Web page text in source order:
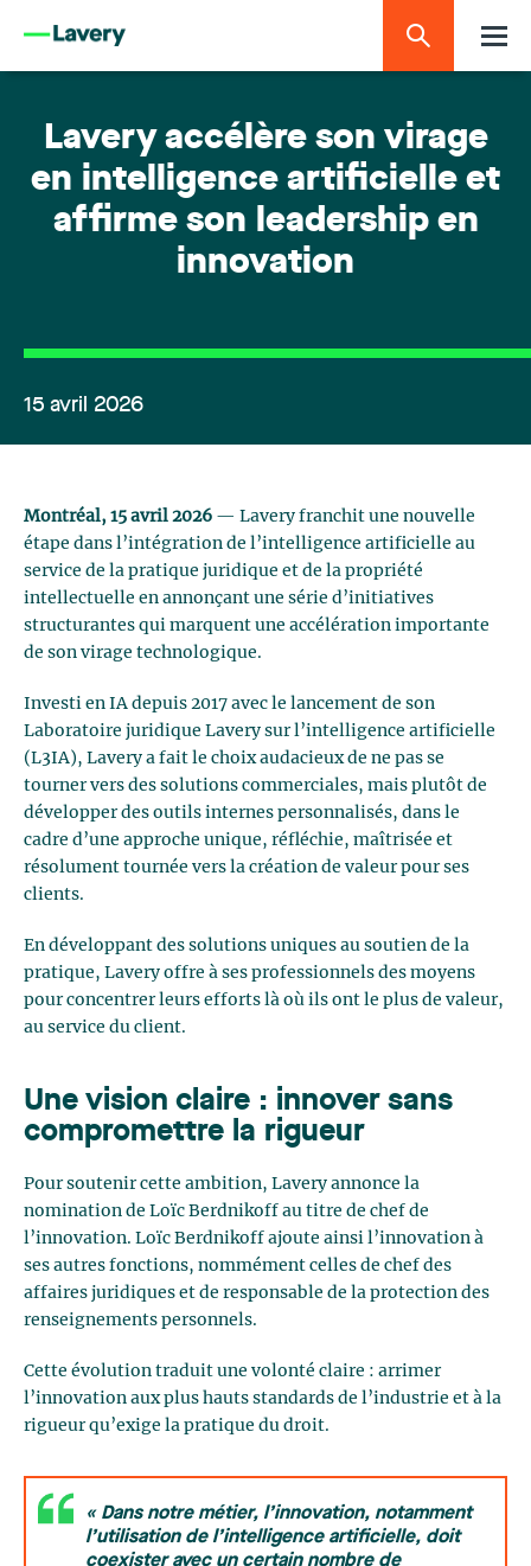
Lavery accélère son virage
en intelligence artificielle et
affirme son leadership en
innovation
15 avril 2026
Montréal, 15 avril 2026 — Lavery franchit une nouvelle
étape dans l’intégration de l’intelligence artificielle au
service de la pratique juridique et de la propriété
intellectuelle en annonçant une série d’initiatives
structurantes qui marquent une accélération importante
de son virage technologique.
Investi en IA depuis 2017 avec le lancement de son
Laboratoire juridique Lavery sur l’intelligence artificielle
(L3IA), Lavery a fait le choix audacieux de ne pas se
tourner vers des solutions commerciales, mais plutôt de
développer des outils internes personnalisés, dans le
cadre d’une approche unique, réfléchie, maîtrisée et
résolument tournée vers la création de valeur pour ses
clients.
En développant des solutions uniques au soutien de la
pratique, Lavery offre à ses professionnels des moyens
pour concentrer leurs efforts là où ils ont le plus de valeur,
au service du client.
Une vision claire : innover sans
compromettre la rigueur
Pour soutenir cette ambition, Lavery annonce la
nomination de Loïc Berdnikoff au titre de chef de
l’innovation. Loïc Berdnikoff ajoute ainsi l’innovation à
ses autres fonctions, nommément celles de chef des
affaires juridiques et de responsable de la protection des
renseignements personnels.
Cette évolution traduit une volonté claire : arrimer
l’innovation aux plus hauts standards de l’industrie et à la
rigueur qu’exige la pratique du droit.
« Dans notre métier, l’innovation, notamment
l’utilisation de l’intelligence artificielle, doit
coexister avec un certain nombre de